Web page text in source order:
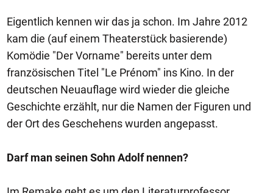
Eigentlich kennen wir das ja schon. Im Jahre 2012
kam die (auf einem Theaterstück basierende)
Komödie "Der Vorname" bereits unter dem
französischen Titel "Le Prénom" ins Kino. In der
deutschen Neuauflage wird wieder die gleiche
Geschichte erzählt, nur die Namen der Figuren und
der Ort des Geschehens wurden angepasst.
Darf man seinen Sohn Adolf nennen?